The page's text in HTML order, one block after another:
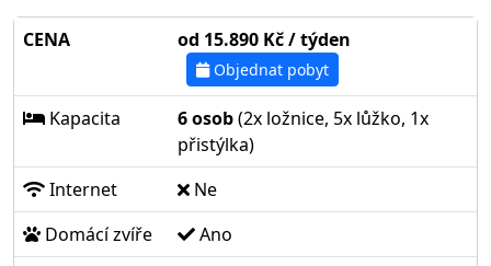
CENA od 15.890 Kč / týden
Objednat pobyt
Kapacita 6 osob(2x ložnice, 5x lůžko, 1x
přistýlka)
Internet
Ne
Domácí zvíře
Ano